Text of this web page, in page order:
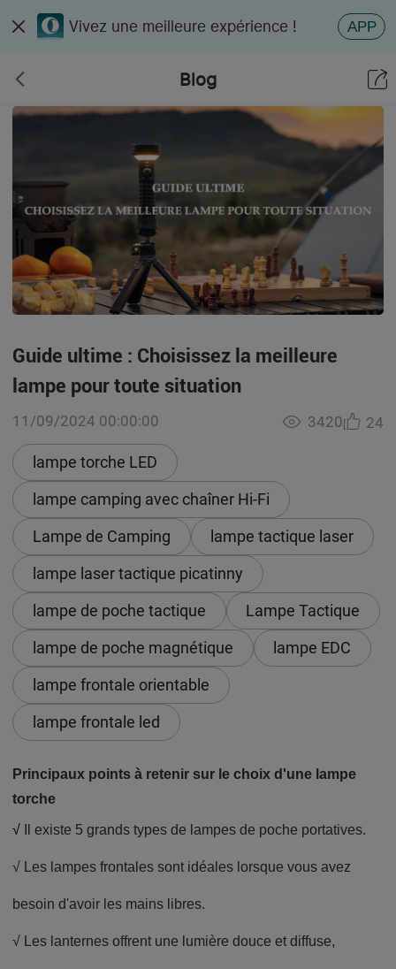
Vivez une meilleure expérience ! APP
Blog
Guide ultime : Choisissez la meilleure
lampe pour toute situation
11/09/2024 00:00:00
lampe torche LED
lampe camping avec chaîner Hi-Fi
Lampe de Camping
lampe tactique laser
lampe laser tactique picatinny
lampe de poche tactique
Lampe Tactique
lampe de poche magnétique
lampe EDC
lampe frontale orientable
lampe frontale led
3420 24
Principaux points à retenir sur le choix d'une lampe
torche
√ Il existe 5 grands types de lampes de poche portatives.
√ Les lampes frontales sont idéales lorsque vous avez
besoin d'avoir les mains libres.
√ Les lanternes offrent une lumière douce et diffuse,